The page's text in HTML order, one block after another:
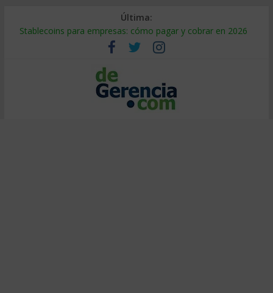
Última:
Stablecoins para empresas: cómo pagar y cobrar en 2026
Despido silencioso: qué es y por qué sale tan caro
IA en selección de personal: cómo auditarla a tiempo
Trabajo forzoso en la cadena de suministro: qué hacer
Mercado hispano de EE. UU.: cómo segmentarlo y venderle